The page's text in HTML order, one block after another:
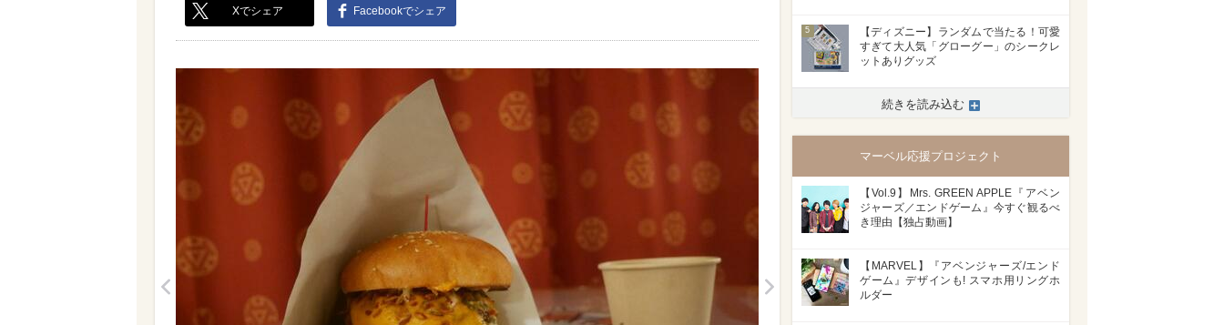
Xでシェア Facebookでシェア
>
5
【ディズニー】ランダムで当たる！可愛
すぎて大人気「グローグー」のシークレ
ットありグッズ
続きを読み込む
マーベル応援プロジェクト
【Vol.9】Mrs. GREEN APPLE『アベン
ジャーズ／エンドゲーム』今すぐ観るべ
き理由【独占動画】
【MARVEL】『アベンジャーズ/エンド
ゲーム』デザインも! スマホ用リングホ
ルダー